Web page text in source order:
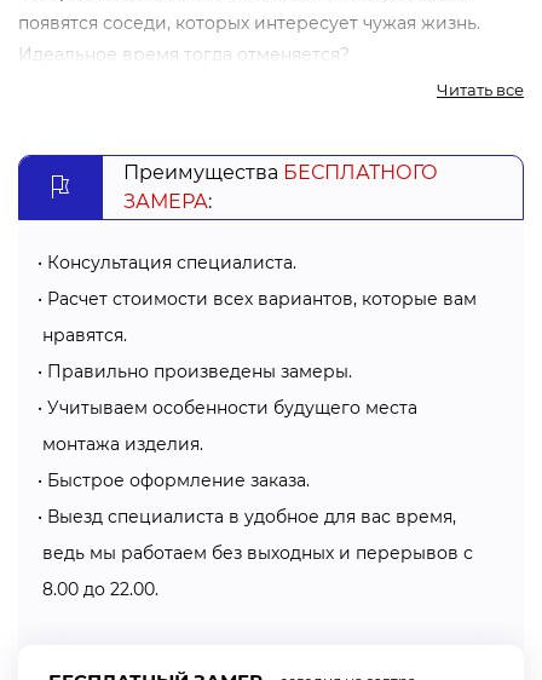
появятся соседи, которых интересует чужая жизнь.
Идеальное время тогда отменяется?
Компания "Алсер" это не позволит. С разрешением этих
Купить уличные шторы для беседки в Хмельницком
можно из 5 000 видов тканей и выбрать более 100
Они создают атмосферу уюта. Можно использовать на
открытых верандах кафе/ресторанов, в частных домах,
на террасах, в беседках. Также возможно оформление
мест для временной организации праздников на
открытом воздухе.
Шторы уличные от компании “Алсер”: какие
Большой ассортимент. Можно выбрать на любой вкус.
Долговечные. Долгий срок эксплуатации.
Читать все
Преимущества БЕСПЛАТНОГО
ЗАМЕРА:
Консультация специалиста.
Расчет стоимости всех вариантов, которые вам
нравятся.
Правильно произведены замеры.
Учитываем особенности будущего места
монтажа изделия.
Быстрое оформление заказа.
Выезд специалиста в удобное для вас время,
ведь мы работаем без выходных и перерывов с
8.00 до 22.00.